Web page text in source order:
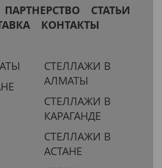
ПАРТНЕРСТВО
СТАТЬИ
КОНТАКТЫ
СТЕЛЛАЖИ В
АЛМАТЫ
СТЕЛЛАЖИ В
КАРАГАНДЕ
СТЕЛЛАЖИ В
АСТАНЕ